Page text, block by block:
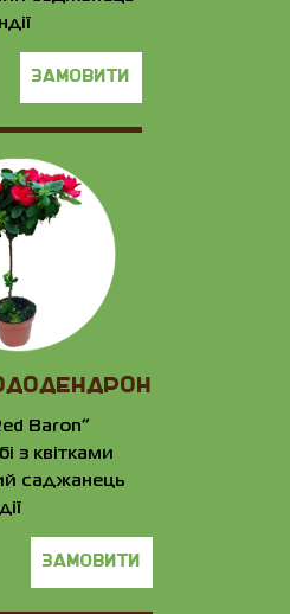
замовити
Baron”
з квітками
саджанець
замовити